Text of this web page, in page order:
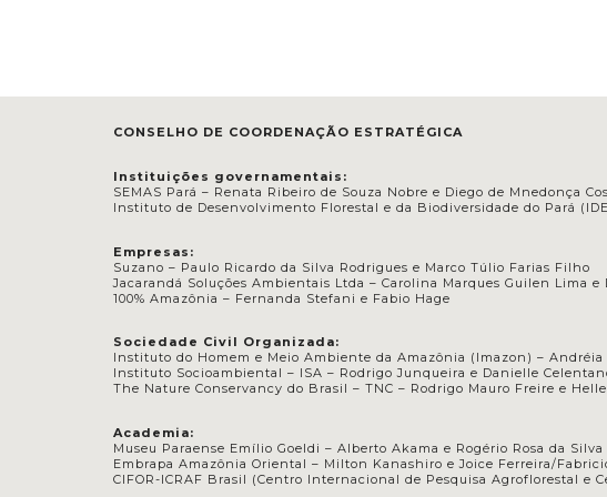
CONSELHO DE COORDENAÇÃO ESTRATÉGICA
Instituições governamentais:
SEMAS Pará – Renata Ribeiro de Souza Nobre e Diego de Mnedonça
Instituto de Desenvolvimento Florestal e da Biodiversidade do Pará
Empresas:
Suzano – Paulo Ricardo da Silva Rodrigues e Marco Túlio Farias Filho
Jacarandá Soluções Ambientais Ltda – Carolina Marques Guilen Lima e
100% Amazônia – Fernanda Stefani e Fabio Hage
Sociedade Civil Organizada:
Instituto do Homem e Meio Ambiente da Amazônia (Imazon) –
Instituto Socioambiental – ISA – Rodrigo Junqueira e Danielle
The Nature Conservancy do Brasil – TNC – Rodrigo Mauro Freire e
Academia:
Museu Paraense Emílio Goeldi – Alberto Akama e Rogério Rosa da Silva
Embrapa Amazônia Oriental – Milton Kanashiro e Joice Ferreira/
CIFOR-ICRAF Brasil (Centro Internacional de Pesquisa Agroflorestal e